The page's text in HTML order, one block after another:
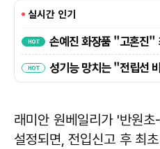
래미안 원베일리가 '반원
설정되면, 전입신고 후 최